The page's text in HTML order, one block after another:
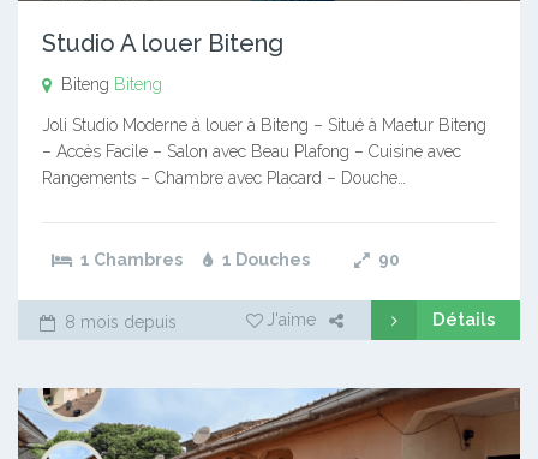
Studio A louer Biteng
Biteng Biteng
Joli Studio Moderne à louer à Biteng – Situé à Maetur Biteng
– Accès Facile – Salon avec Beau Plafong – Cuisine avec
Rangements – Chambre avec Placard – Douche…
1 Chambres 1 Douches 90
8 mois depuis J'aime Détails